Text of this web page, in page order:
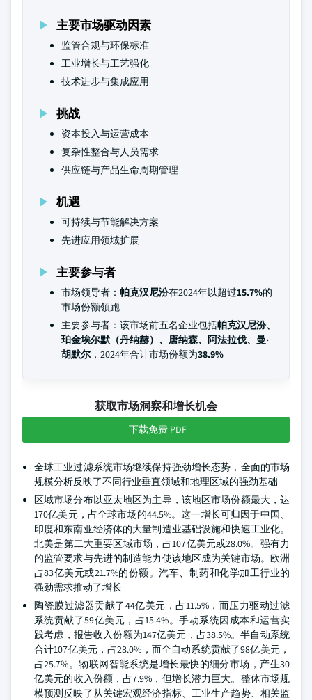
主要市场驱动因素
监管合规与环保标准
工业增长与工艺强化
技术进步与集成应用
挑战
资本投入与运营成本
复杂性整合与人员需求
供应链与产品生命周期管理
机遇
可持续与节能解决方案
先进应用领域扩展
主要参与者
市场领导者： 帕克汉尼汾在2024年以超过15.7%的
市场份额领跑
主要参与者：该市场前五名企业包括帕克汉尼汾、
珀金埃尔默（丹纳赫）、唐纳森、阿法拉伐、曼·
胡默尔，2024年合计市场份额为38.9%
获取市场洞察和增长机会
下载免费 PDF
全球工业过滤系统市场继续保持强劲增长态势，全面的市场
规模分析反映了不同行业垂直领域和地理区域的强劲基础
区域市场分布以亚太地区为主导，该地区市场份额最大，达
170亿美元，占全球市场的44.5%。这一增长可归因于中国、
印度和东南亚经济体的大量制造业基础设施和快速工业化。
北美是第二大重要区域市场，占107亿美元或28.0%。强有力
的监管要求与先进的制造能力使该地区成为关键市场。欧洲
占83亿美元或21.7%的份额。汽车、制药和化学加工行业的
强劲需求推动了增长
陶瓷膜过滤器贡献了44亿美元，占11.5%，而压力驱动过滤
系统贡献了59亿美元，占15.4%。手动系统因成本和运营实
践考虑，报告收入份额为147亿美元，占38.5%。半自动系统
合计107亿美元，占28.0%，而全自动系统贡献了98亿美元，
占25.7%。物联网智能系统是增长最快的细分市场，产生30
亿美元的收入份额，占7.9%，但增长潜力巨大。整体市场规
模预测反映了从关键宏观经济指标、工业生产趋势、相关监